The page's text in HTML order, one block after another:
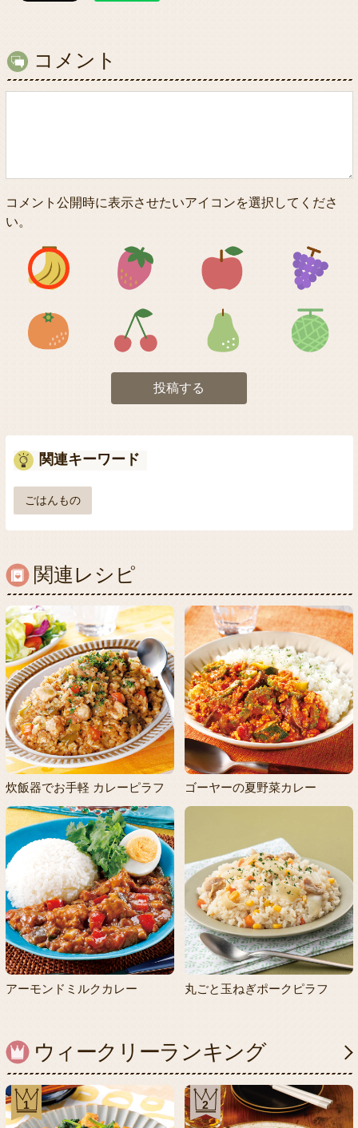
コメント
コメント公開時に表示させたいアイコンを選択してくださ
い。
アイコン1 アイコン2 アイコン3
アイコン5 アイコン6 アイコン7
投稿する
関連キーワード
ごはんもの
関連レシピ
炊飯器でお手軽 カレーピラフ ゴーヤーの夏野菜カレー
アーモンドミルクカレー 丸ごと玉ねぎポークピラフ
ウィークリーランキング
1 2